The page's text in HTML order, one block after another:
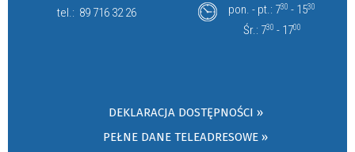
tel.: 89 716 32 26 pon. - pt.: 730 - 1530
Śr.: 730 - 1700
DEKLARACJA DOSTĘPNOŚCI »
PEŁNE DANE TELEADRESOWE »